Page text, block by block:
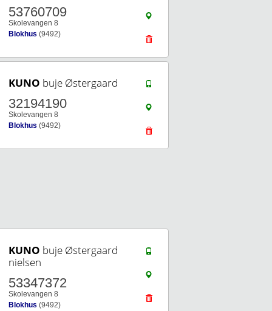
53760709
Skolevangen 8
Blokhus (9492)
KUNO buje Østergaard
32194190
Skolevangen 8
Blokhus (9492)
KUNO buje Østergaard
nielsen
53347372
Skolevangen 8
Blokhus (9492)